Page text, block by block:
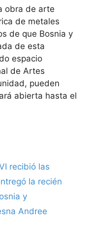
obra de arte
de metales
de que Bosnia y
de esta
espacio
de Artes
pueden
abierta hasta el
recibió las
la recién
y
Andree